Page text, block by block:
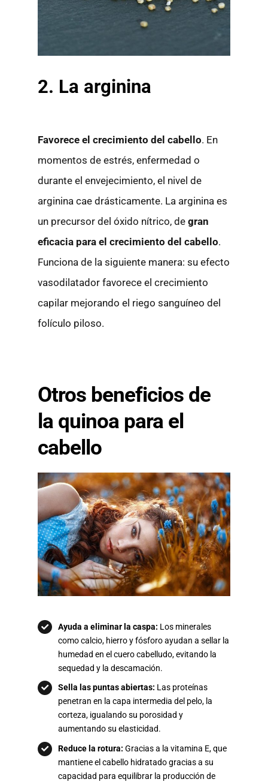
2. La arginina
Favorece el crecimiento del cabello. En
momentos de estrés, enfermedad o
durante el envejecimiento, el nivel de
arginina cae drásticamente. La arginina es
un precursor del óxido nítrico, degran
eficacia para el crecimiento del cabello.
Funciona de la siguiente manera: su efecto
vasodilatador favorece el crecimiento
capilar mejorando el riego sanguíneo del
folículo piloso.
Otros beneficios de
la quinoa para el
cabello
Ayuda a eliminar la caspa: Los minerales
como calcio, hierro y fósforo ayudan a sellar la
humedad en el cuero cabelludo, evitando la
sequedad y la descamación.
Sella las puntas abiertas: Las proteínas
penetran en la capa intermedia del pelo, la
corteza, igualando su porosidad y
aumentando su elasticidad.
Reduce la rotura: Gracias a la vitamina E, que
mantiene el cabello hidratado gracias a su
capacidad para equilibrar la producción de